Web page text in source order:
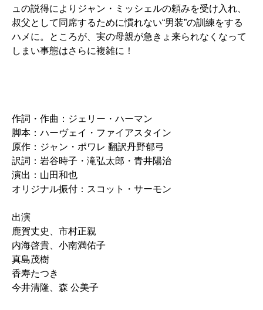
ュの説得によりジャン・ミッシェルの頼みを受け入れ、
叔父として同席するために慣れない“男装”の訓練をする
ハメに。ところが、実の母親が急きょ来られなくなって
しまい事態はさらに複雑に！
作詞・作曲：ジェリー・ハーマン
脚本：ハーヴェイ・ファイアスタイン
原作：ジャン・ポワレ 翻訳丹野郁弓
訳詞：岩谷時子・滝弘太郎・青井陽治
演出：山田和也
オリジナル振付：スコット・サーモン
出演
鹿賀丈史、市村正親
内海啓貴、小南満佑子
真島茂樹
香寿たつき
今井清隆、森 公美子